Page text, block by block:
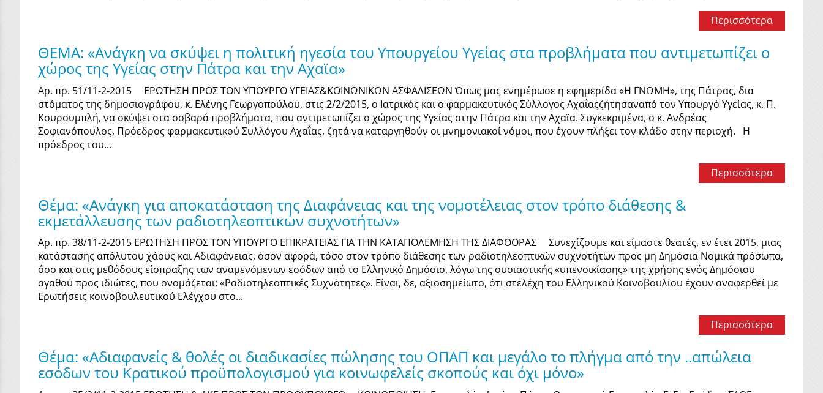
Περισσότερα
ΘΕΜΑ: «Ανάγκη να σκύψει η πολιτική ηγεσία του Υπουργείου Υγείας στα προβλήματα που αντιμετωπίζει ο
χώρος της Υγείας στην Πάτρα και την Αχαϊα»
Αρ. πρ. 51/11-2-2015 ΕΡΩΤΗΣΗ ΠΡΟΣ ΤΟΝ ΥΠΟΥΡΓΟ ΥΓΕΙΑΣ&ΚΟΙΝΩΝΙΚΩΝ ΑΣΦΑΛΙΣΕΩΝ Όπως μας ενημέρωσε η εφημερίδα «Η ΓΝΩΜΗ», της Πάτρας, δια
στόματος της δημοσιογράφου, κ. Ελένης Γεωργοπούλου, στις 2/2/2015, ο Ιατρικός και ο φαρμακευτικός Σύλλογος Αχαΐαςζήτησαναπό τον Υπουργό Υγείας, κ. Π.
Κουρουμπλή, να σκύψει στα σοβαρά προβλήματα, που αντιμετωπίζει ο χώρος της Υγείας στην Πάτρα και την Αχαϊα. Συγκεκριμένα, ο κ. Ανδρέας
Σοφιανόπουλος, Πρόεδρος φαρμακευτικού Συλλόγου Αχαΐας, ζητά να καταργηθούν οι μνημονιακοί νόμοι, που έχουν πλήξει τον κλάδο στην περιοχή. Η
πρόεδρος του...
Περισσότερα
Θέμα: «Ανάγκη για αποκατάσταση της Διαφάνειας και της νομοτέλειας στον τρόπο διάθεσης &
εκμετάλλευσης των ραδιοτηλεοπτικών συχνοτήτων»
Αρ. πρ. 38/11-2-2015 ΕΡΩΤΗΣΗ ΠΡΟΣ ΤΟΝ ΥΠΟΥΡΓΟ ΕΠΙΚΡΑΤΕΙΑΣ ΓΙΑ ΤΗΝ ΚΑΤΑΠΟΛΕΜΗΣΗ ΤΗΣ ΔΙΑΦΘΟΡΑΣ Συνεχίζουμε και είμαστε θεατές, εν έτει 2015, μιας
κατάστασης απόλυτου χάους και Αδιαφάνειας, όσον αφορά, τόσο στον τρόπο διάθεσης των ραδιοτηλεοπτικών συχνοτήτων προς μη Δημόσια Νομικά πρόσωπα,
όσο και στις μεθόδους είσπραξης των αναμενόμενων εσόδων από το Ελληνικό Δημόσιο, λόγω της ουσιαστικής «υπενοικίασης» της χρήσης ενός Δημόσιου
αγαθού προς ιδιώτες, που ονομάζεται: «Ραδιοτηλεοπτικές Συχνότητες». Είναι, δε, αξιοσημείωτο, ότι στελέχη του Ελληνικού Κοινοβουλίου έχουν αναφερθεί με
Ερωτήσεις κοινοβουλευτικού Ελέγχου στο...
Περισσότερα
Θέμα: «Αδιαφανείς & θολές οι διαδικασίες πώλησης του ΟΠΑΠ και μεγάλο το πλήγμα από την ..απώλεια
εσόδων του Κρατικού προϋπολογισμού για κοινωφελείς σκοπούς και όχι μόνο»